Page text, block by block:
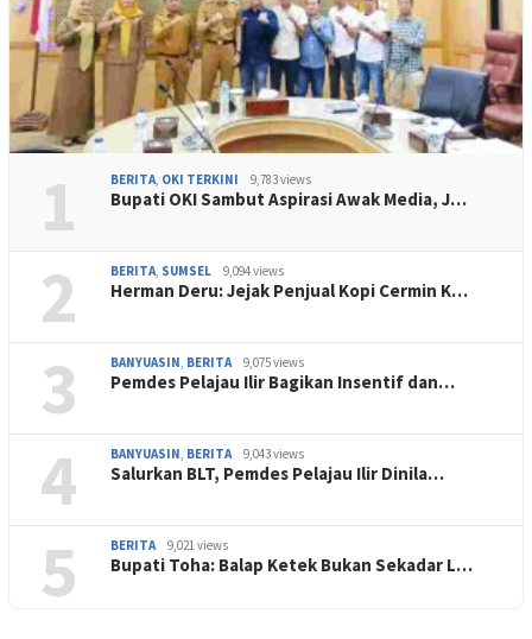
1 BERITA, OKI TERKINI 9,783 views
Bupati OKI Sambut Aspirasi Awak Media, J…
2 BERITA, SUMSEL 9,094 views
Herman Deru: Jejak Penjual Kopi Cermin K…
3 BANYUASIN, BERITA 9,075 views
Pemdes Pelajau Ilir Bagikan Insentif dan…
4 BANYUASIN, BERITA 9,043 views
Salurkan BLT, Pemdes Pelajau Ilir Dinila…
5 BERITA 9,021 views
Bupati Toha: Balap Ketek Bukan Sekadar L…